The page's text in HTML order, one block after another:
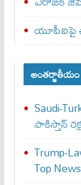
యూపీఐపై
Saudi-
పాకిస్తాన్
Trump-
Top News